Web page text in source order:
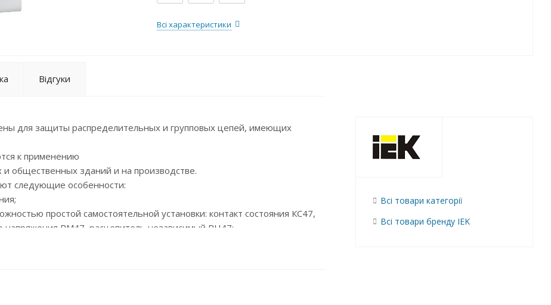
Всі характеристики
Відгуки
для защиты распределительных и групповых цепей, имеющих
к применению
общественных зданий и на производстве.
следующие особенности:
простой самостоятельной установки: контакт состояния КС47,
напряжения РМ47, расцепитель независимый РН47;
с увеличенной площадью контакта;
Всі товари категорії
Всі товари бренду IEK